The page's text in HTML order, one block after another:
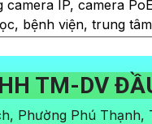
camera IP, camera
bệnh viện, trung
TM-DV
Phường Phú Thạnh,